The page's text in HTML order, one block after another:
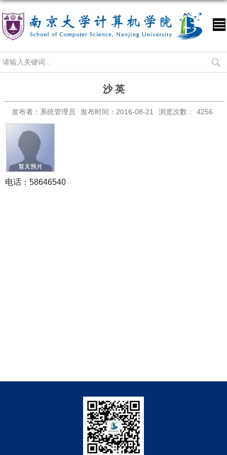
沙 英
发布者：系统管理员 发布时间：2016-08-21 浏览次数： 4256
电话：58646540